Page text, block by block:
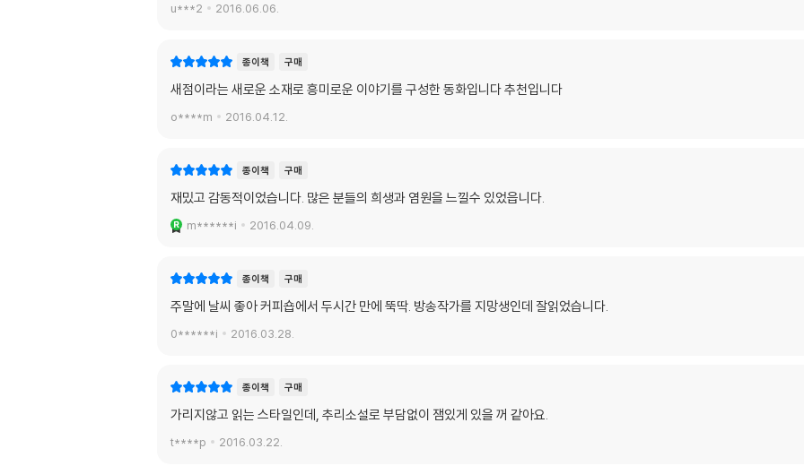
u***2 2016.06.06.
종이책 구매
새점이라는 새로운 소재로 흥미로운 이야기를 구성한 동화입니다 추천입니다
o****m 2016.04.12.
종이책 구매
재밌고 감동적이었습니다. 많은 분들의 희생과 염원을 느낄수 있었읍니다.
m******i 2016.04.09.
종이책 구매
주말에 날씨 좋아 커피숍에서 두시간 만에 뚝딱. 방송작가를 지망생인데 잘읽었습니다.
0******i 2016.03.28.
종이책 구매
가리지않고 읽는 스타일인데, 추리소설로 부담없이 잼있게 있을 꺼 같아요.
t****p 2016.03.22.